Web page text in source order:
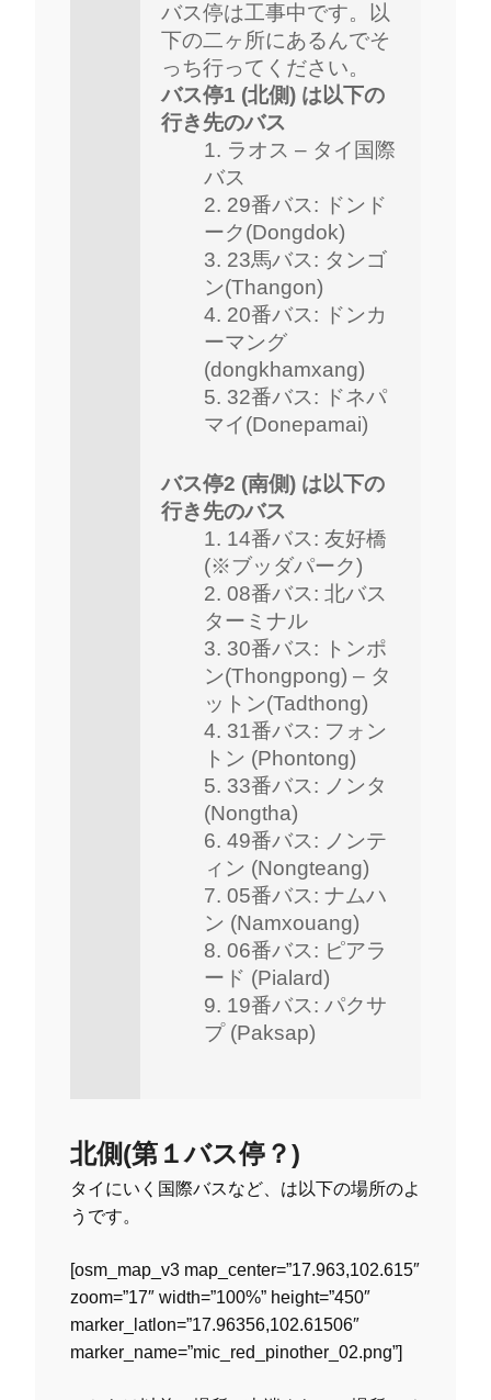
バス停は工事中です。以
下の二ヶ所にあるんでそ
っち行ってください。
バス停1 (北側) は以下の
行き先のバス
ラオス – タイ国際
バス
29番バス: ドンド
ーク(Dongdok)
23馬バス: タンゴ
ン(Thangon)
20番バス: ドンカ
ーマング
(dongkhamxang)
32番バス: ドネパ
マイ(Donepamai)
バス停2 (南側) は以下の
行き先のバス
14番バス: 友好橋
(※ブッダパーク)
08番バス: 北バス
ターミナル
30番バス: トンポ
ン(Thongpong) – タ
ットン(Tadthong)
31番バス: フォン
トン (Phontong)
33番バス: ノンタ
(Nongtha)
49番バス: ノンテ
ィン (Nongteang)
05番バス: ナムハ
ン (Namxouang)
06番バス: ピアラ
ード (Pialard)
19番バス: パクサ
プ (Paksap)
北側(第１バス停？)
タイにいく国際バスなど、は以下の場所のよ
うです。
[osm_map_v3 map_center=”17.963,102.615″
zoom=”17″ width=”100%” height=”450″
marker_latlon=”17.96356,102.61506″
marker_name=”mic_red_pinother_02.png”]